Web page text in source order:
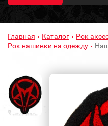
Главная Каталог
Рок
Рок нашивки на одежду